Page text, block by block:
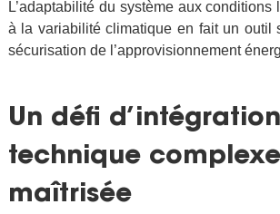
L’adaptabilité du système aux conditions
à la variabilité climatique en fait un outil
sécurisation de l’approvisionnement
Un défi d’intégration
technique complexe
maîtrisée